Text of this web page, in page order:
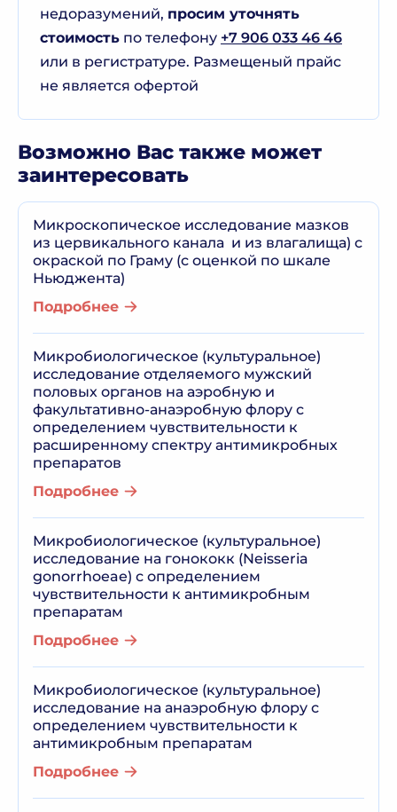
недоразумений, просим уточнять
стоимость по телефону +7 906 033 46 46
или в регистратуре. Размещеный прайс
не является офертой
Возможно Вас также может
заинтересовать
Микроскопическое исследование мазков
из цервикального канала и из влагалища) с
окраской по Граму (с оценкой по шкале
Ньюджента)
Подробнее
Микробиологическое (культуральное)
исследование отделяемого мужский
половых органов на аэробную и
факультативно-анаэробную флору с
определением чувствительности к
расширенному спектру антимикробных
препаратов
Подробнее
Микробиологическое (культуральное)
исследование на гонококк (Neisseria
gonorrhoeae) с определением
чувствительности к антимикробным
препаратам
Подробнее
Микробиологическое (культуральное)
исследование на анаэробную флору с
определением чувствительности к
антимикробным препаратам
Подробнее